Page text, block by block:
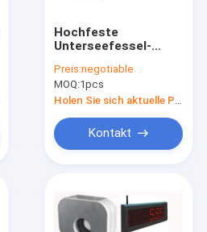
Hochfeste
Unterseefessel-
Preis:negotiable
MOQ:1pcs
Kontakt